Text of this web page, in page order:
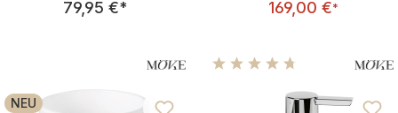
79,95 €* 169,00 €*
NEU